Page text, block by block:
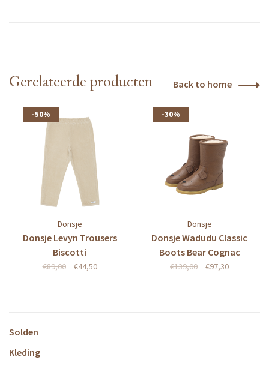
Gerelateerde producten Back to home
-50%
Donsje
Donsje Levyn Trousers
Biscotti
€89,00 €44,50
-30%
Donsje
Donsje Wadudu Classic
Boots Bear Cognac
Leather
€139,00 €97,30
Solden
Kleding